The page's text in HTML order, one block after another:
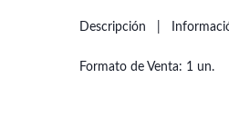
Descripción
Formato de Venta: 1 un.